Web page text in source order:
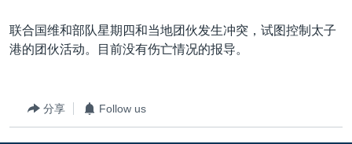
转
到
非洲
全球议题
军事
环境
国会报道
美国建国250周年
埃博拉疫情
VOA今日焦点
关注我们
联合国维和部队星期四和当地团伙发生冲突，试图控制太子
港的团伙活动。目前没有伤亡情况的报导。
分享 Follow us